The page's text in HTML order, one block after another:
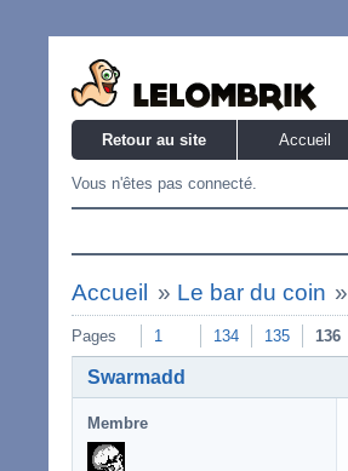
Retour au site Accueil
Vous n'êtes pas connecté.
Accueil » Le bar du coin »
Pages 1 134 135 136
Swarmadd
Membre